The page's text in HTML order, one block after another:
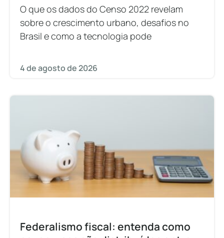
O que os dados do Censo 2022 revelam
sobre o crescimento urbano, desafios no
Brasil e como a tecnologia pode
4 de agosto de 2026
Federalismo fiscal: entenda como